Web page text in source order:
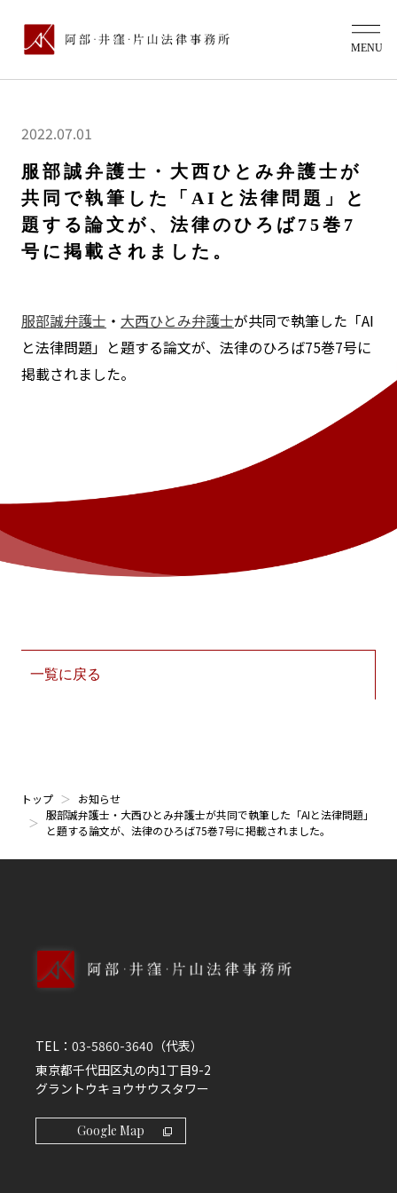
2022.07.01
服部誠弁護士・大西ひとみ弁護士が
共同で執筆した「AIと法律問題」と
題する論文が、法律のひろば75巻7
号に掲載されました。
服部誠弁護士 ・ 大西ひとみ弁護士が共同で執筆した「AI
と法律問題」と題する論文が、法律のひろば75巻7号に
掲載されました。
一覧に戻る
トップ
お知らせ
服部誠弁護士・大西ひとみ弁護士が共同で執筆した「AIと法律問題」
と題する論文が、法律のひろば75巻7号に掲載されました。
TEL： 03-5860-3640 （代表）
東京都千代田区丸の内1丁目9-2
グラントウキョウサウスタワー
Google Map